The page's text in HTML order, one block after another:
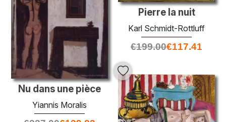
Pierre la nuit
Karl Schmidt-Rottluff
€199.00€117.41
Nu dans une pièce
Yiannis Moralis